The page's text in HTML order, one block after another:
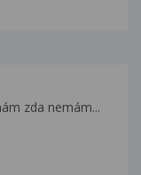
zda nemám...